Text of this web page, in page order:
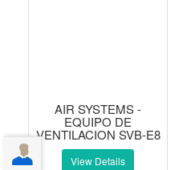
AIR SYSTEMS -
EQUIPO DE
VENTILACION SVB-E8
View Details